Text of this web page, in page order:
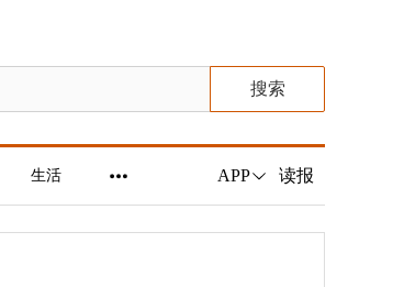
搜索
生活 APP 读报